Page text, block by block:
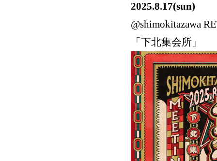
2025.8.17(sun)
@shimokitazawa
「下北集会所」